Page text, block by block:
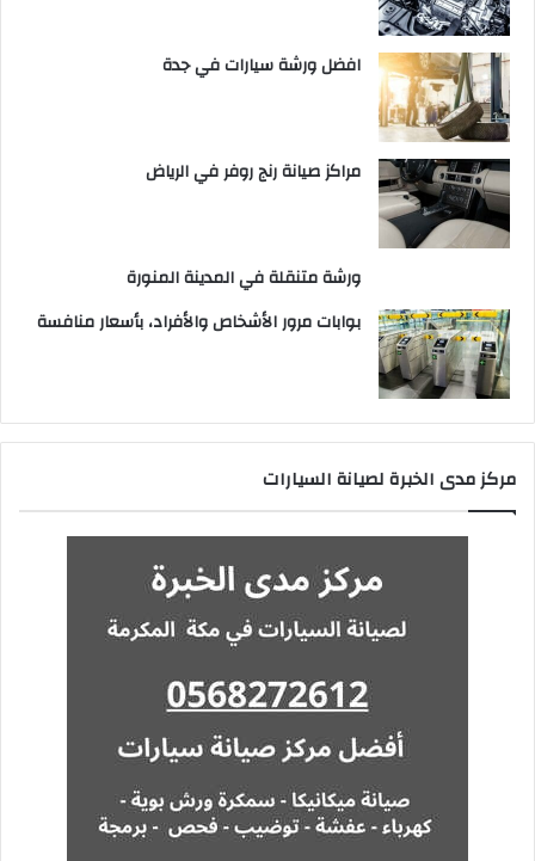
افضل ورشة سيارات في جدة
مراكز صيانة رنج روفر في الرياض
ورشة متنقلة في المدينة المنورة
بوابات مرور الأشخاص والأفراد، بأسعار منافسة
مركز مدى الخبرة لصيانة السيارات